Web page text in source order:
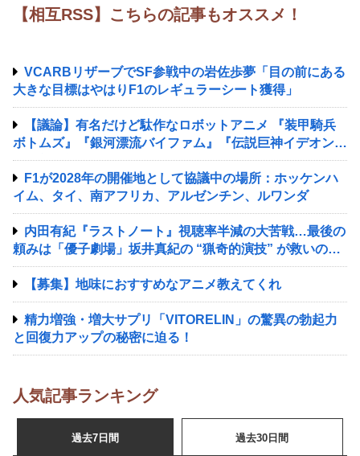
【相互RSS】こちらの記事もオススメ！
VCARBリザーブでSF参戦中の岩佐歩夢「目の前にある
大きな目標はやはりF1のレギュラーシート獲得」
【議論】有名だけど駄作なロボットアニメ 『装甲騎兵
ボトムズ』『銀河漂流バイファム』『伝説巨神イデオン』
『超獣機神ダンクーガ』『銀河疾風サスライガー』
F1が2028年の開催地として協議中の場所：ホッケンハ
イム、タイ、南アフリカ、アルゼンチン、ルワンダ
内田有紀『ラストノート』視聴率半減の大苦戦…最後の
頼みは「優子劇場」坂井真紀の “猟奇的演技” が救いの神
になるか
【募集】地味におすすめなアニメ教えてくれ
精力増強・増大サプリ「VITORELIN」の驚異の勃起力
と回復力アップの秘密に迫る！
人気記事ランキング
過去7日間 過去30日間